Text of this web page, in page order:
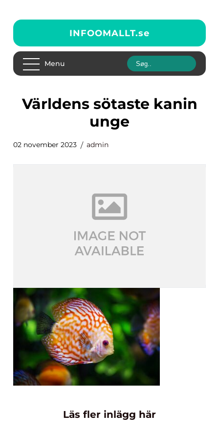
INFOOMALLT.se
Menu
världens sötaste kanin
unge
02 november 2023 admin
Läs fler inlägg här